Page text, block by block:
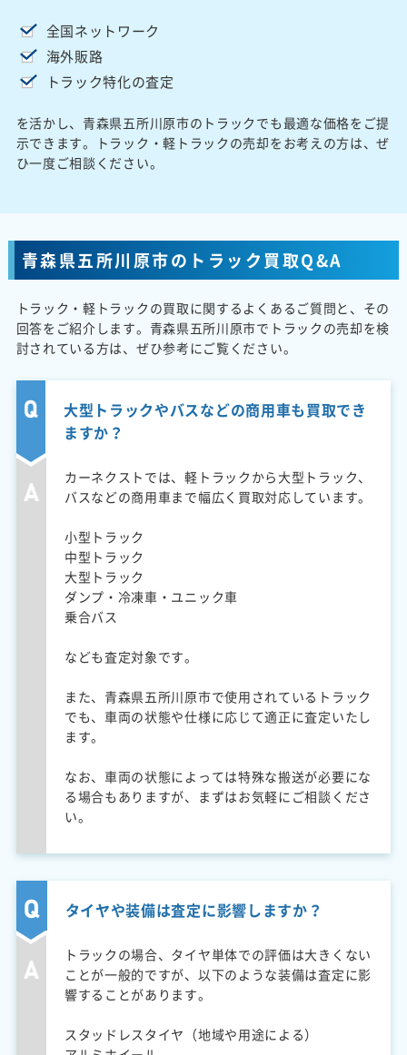
全国ネットワーク
海外販路
トラック特化の査定
を活かし、青森県五所川原市のトラックでも最適な価格をご提
示できます。トラック・軽トラックの売却をお考えの方は、ぜ
ひ一度ご相談ください。
青森県五所川原市のトラック買取Q&A
トラック・軽トラックの買取に関するよくあるご質問と、その
回答をご紹介します。青森県五所川原市でトラックの売却を検
討されている方は、ぜひ参考にご覧ください。
大型トラックやバスなどの商用車も買取でき
ますか？
カーネクストでは、軽トラックから大型トラック、
バスなどの商用車まで幅広く買取対応しています。
小型トラック
中型トラック
大型トラック
ダンプ・冷凍車・ユニック車
乗合バス
なども査定対象です。
また、青森県五所川原市で使用されているトラック
でも、車両の状態や仕様に応じて適正に査定いたし
ます。
なお、車両の状態によっては特殊な搬送が必要にな
る場合もありますが、まずはお気軽にご相談くださ
い。
タイヤや装備は査定に影響しますか？
トラックの場合、タイヤ単体での評価は大きくない
ことが一般的ですが、以下のような装備は査定に影
響することがあります。
スタッドレスタイヤ（地域や用途による）